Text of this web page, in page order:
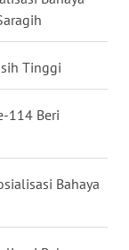
Tinggi
114 Beri
Bahaya